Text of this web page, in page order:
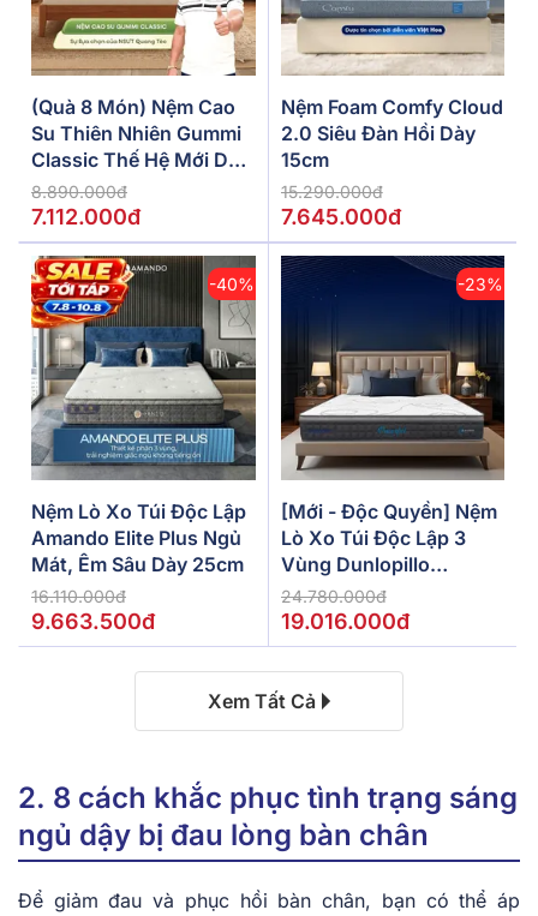
(Quà 8 Món) Nệm Cao
Su Thiên Nhiên Gummi
Classic Thế Hệ Mới Dày
5/10/15cm
8.890.000đ
7.112.000đ
Nệm Foam Comfy Cloud
2.0 Siêu Đàn Hồi Dày
15cm
15.290.000đ
7.645.000đ
-40%
Nệm Lò Xo Túi Độc Lập
Amando Elite Plus Ngủ
Mát, Êm Sâu Dày 25cm
16.110.000đ
9.663.500đ
-23%
[Mới - Độc Quyền] Nệm
Lò Xo Túi Độc Lập 3
Vùng Dunlopillo
De.Stress Powerful
24.780.000đ
19.016.000đ
Xem Tất Cả
2. 8 cách khắc phục tình trạng sáng
ngủ dậy bị đau lòng bàn chân
Để giảm đau và phục hồi bàn chân, bạn có thể áp